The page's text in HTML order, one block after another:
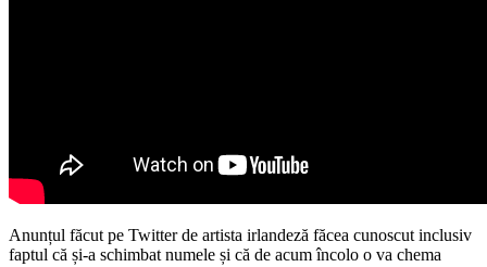
Anunțul făcut pe Twitter de artista irlandeză făcea cunoscut inclusiv
faptul că și-a schimbat numele și că de acum încolo o va chema